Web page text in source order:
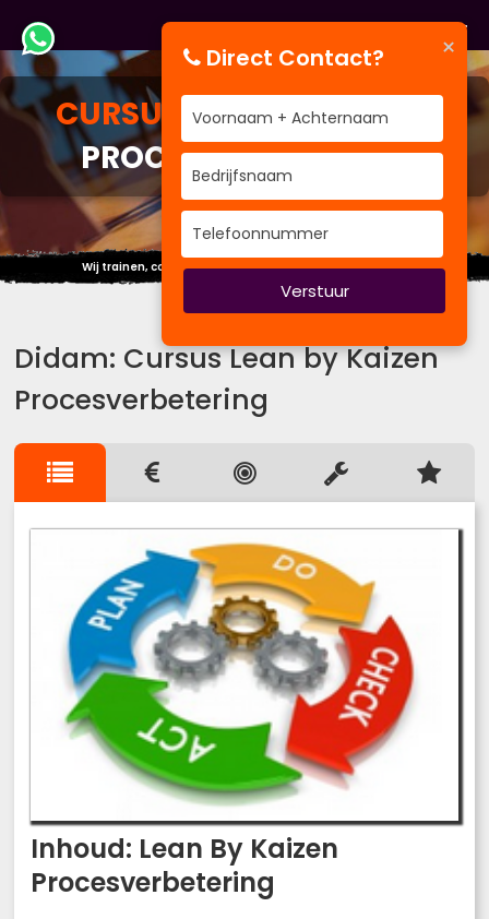
CURSUS
LEAN BY KAIZEN
PROCESVERBETERING
Wij trainen, coachen om uw performance te verbeteren
Didam: Cursus Lean by Kaizen
Procesverbetering
Inhoud: Lean By Kaizen
Procesverbetering
×
Direct Contact?
Verstuur